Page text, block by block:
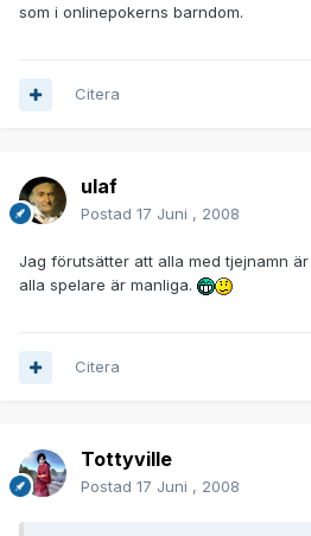
som i onlinepokerns barndom.
Citera
ulaf
Postad 17 Juni , 2008
Jag förutsätter att alla med tjejnamn
alla spelare är manliga.
Citera
Tottyville
Postad 17 Juni , 2008